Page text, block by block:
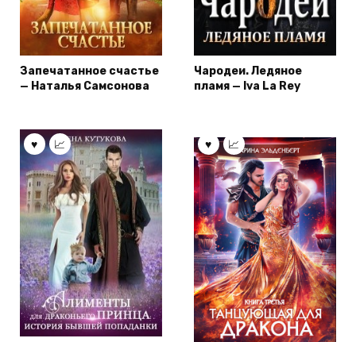
Запечатанное счастье
— Наталья Самсонова
Чародеи. Ледяное
пламя — Iva La Rey